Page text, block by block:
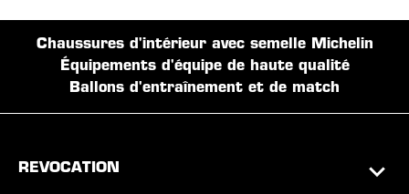
Chaussures d'intérieur avec semelle Michelin
Équipements d'équipe de haute qualité
Ballons d'entraînement et de match
REVOCATION